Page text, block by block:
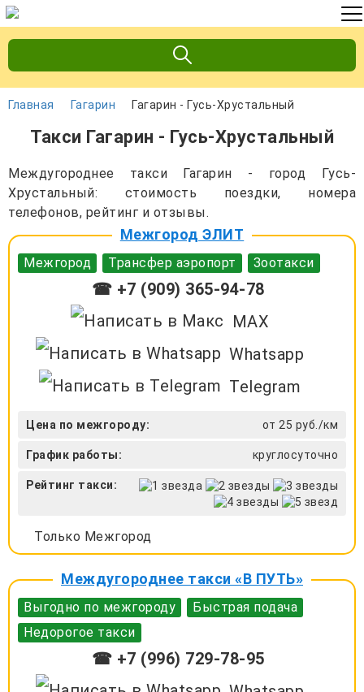
Главная Гагарин Гагарин - Гусь-Хрустальный
Такси Гагарин - Гусь-Хрустальный
Междугороднее такси Гагарин - город Гусь-
Хрустальный: стоимость поездки, номера
телефонов, рейтинг и отзывы.
Межгород ЭЛИТ
Межгород Трансфер аэропорт Зоотакси
☎ +7 (909) 365-94-78
MAX
Whatsapp
Telegram
Цена по межгороду: от 25 руб./км
График работы: круглосуточно
Рейтинг такси:
Только Межгород
Междугороднее такси «В ПУТЬ»
Выгодно по межгороду
Быстрая подача
Недорогое такси
☎ +7 (996) 729-78-95